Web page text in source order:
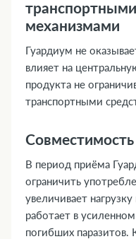
механизмами
Гуардиум не
влияет на
продукта не
транспортными
В период приёма
ограничить
увеличивает
работает в
погибших паразитов.